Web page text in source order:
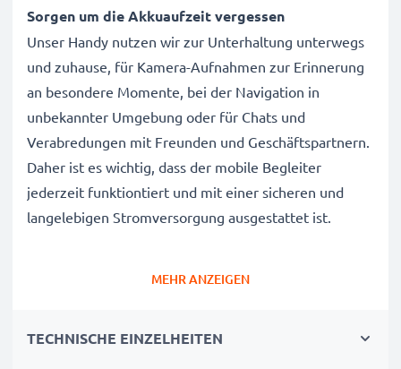
Sorgen um die Akkuaufzeit vergessen
Unser Handy nutzen wir zur Unterhaltung unterwegs
und zuhause, für Kamera-Aufnahmen zur Erinnerung
an besondere Momente, bei der Navigation in
unbekannter Umgebung oder für Chats und
Verabredungen mit Freunden und Geschäftspartnern.
Daher ist es wichtig, dass der mobile Begleiter
jederzeit funktiontiert und mit einer sicheren und
langelebigen Stromversorgung ausgestattet ist.
Mit diesem, neuen Akku hat Ihr Mobiltelefon mehr als
MEHR ANZEIGEN
TECHNISCHE EINZELHEITEN